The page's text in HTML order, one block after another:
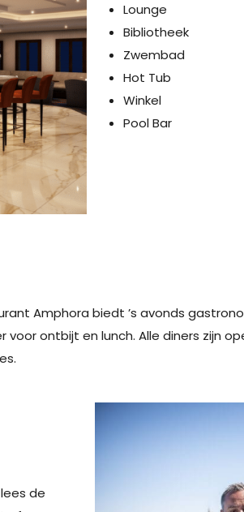
Lounge
Bibliotheek
Zwembad
Hot Tub
Winkel
Pool Bar
Amphora biedt ’s avonds
ontbijt en lunch. Alle diners zijn
de